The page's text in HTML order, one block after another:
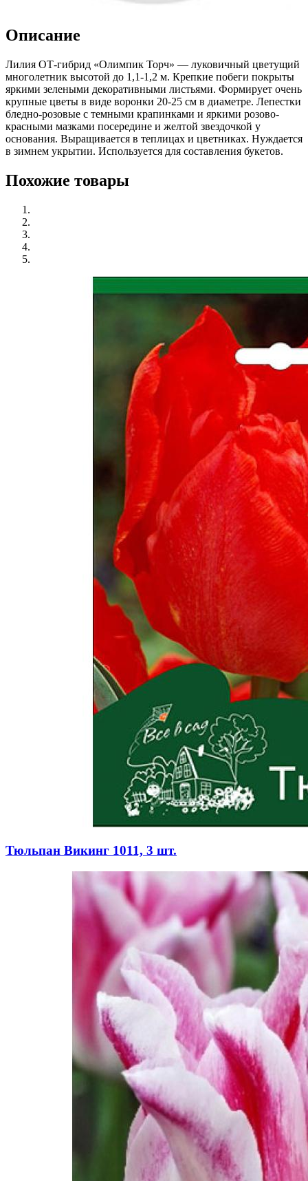
Описание
Лилия ОТ-гибрид «Олимпик Торч» — луковичный цветущий
многолетник высотой до 1,1-1,2 м. Крепкие побеги покрыты
яркими зелеными декоративными листьями. Формирует очень
крупные цветы в виде воронки 20-25 см в диаметре. Лепестки
бледно-розовые с темными крапинками и яркими розово-
красными мазками посередине и желтой звездочкой у
основания. Выращивается в теплицах и цветниках. Нуждается
в зимнем укрытии. Используется для составления букетов.
Похожие товары
Тюльпан Викинг 1011, 3 шт.